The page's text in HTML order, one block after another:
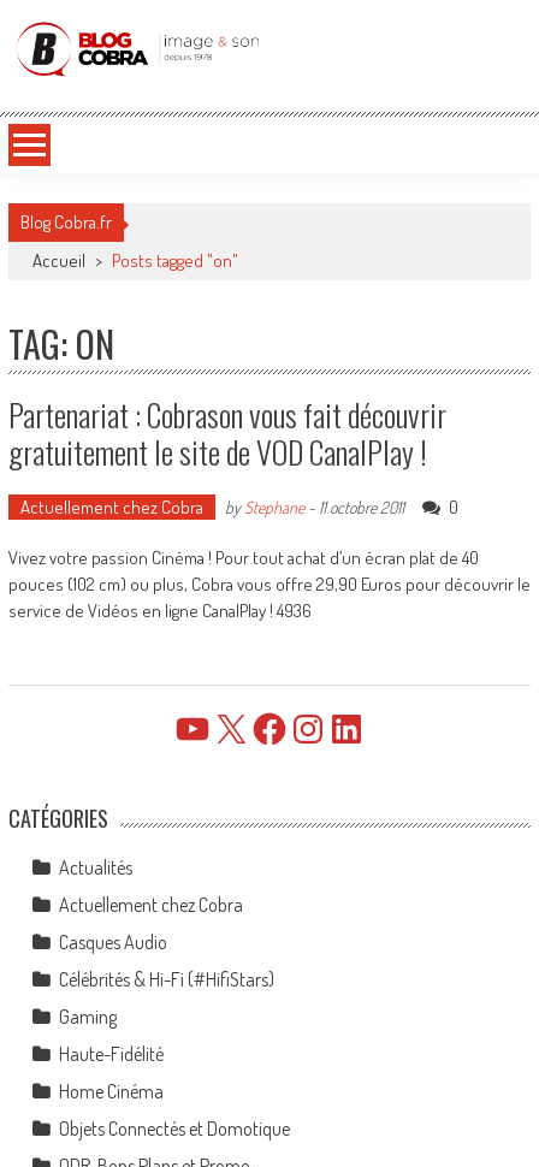
Blog Cobra
Blog Cobra.fr
Accueil > Posts tagged "on"
TAG: ON
Partenariat : Cobrason vous fait découvrir
gratuitement le site de VOD CanalPlay !
Actuellement chez Cobra byStephane- 11 octobre 2011 0
Vivez votre passion Cinéma ! Pour tout achat d’un écran plat de 40
pouces (102 cm) ou plus, Cobra vous offre 29,90 Euros pour découvrir le
service de Vidéos en ligne CanalPlay ! 4936
YouTube FacebookInstagramLinkedIn
CATÉGORIES
Actualités
Actuellement chez Cobra
Casques Audio
Célébrités & Hi-Fi (#HifiStars)
Gaming
Haute-Fidélité
Home Cinéma
Objets Connectés et Domotique